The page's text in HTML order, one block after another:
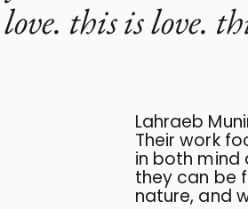
this is love.
Lahraeb
Their work
in both mind
they can be
nature, and